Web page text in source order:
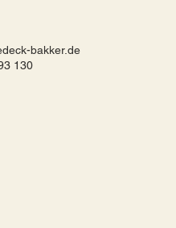
bakker.de
130